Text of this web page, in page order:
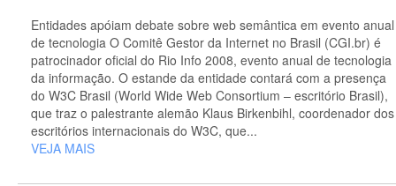
Entidades apóiam debate sobre web semântica em evento anual
de tecnologia O Comitê Gestor da Internet no Brasil (CGI.br) é
patrocinador oficial do Rio Info 2008, evento anual de tecnologia
da informação. O estande da entidade contará com a presença
do W3C Brasil (World Wide Web Consortium – escritório Brasil),
que traz o palestrante alemão Klaus Birkenbihl, coordenador dos
escritórios internacionais do W3C, que...
VEJA MAIS